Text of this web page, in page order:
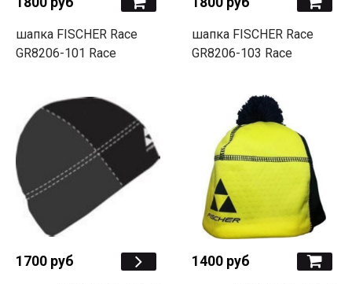
шапка FISCHER Race
GR8206-101 Race
шапка FISCHER Race
GR8206-103 Race
1700 руб 1400 руб